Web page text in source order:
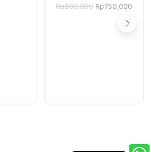
4.33
Rp800,000 Rp750,000